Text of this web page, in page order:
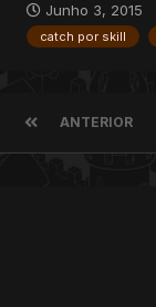
Captura do
Pois de Cada
Junho 3, 2015
catch por skill
ANTERIOR